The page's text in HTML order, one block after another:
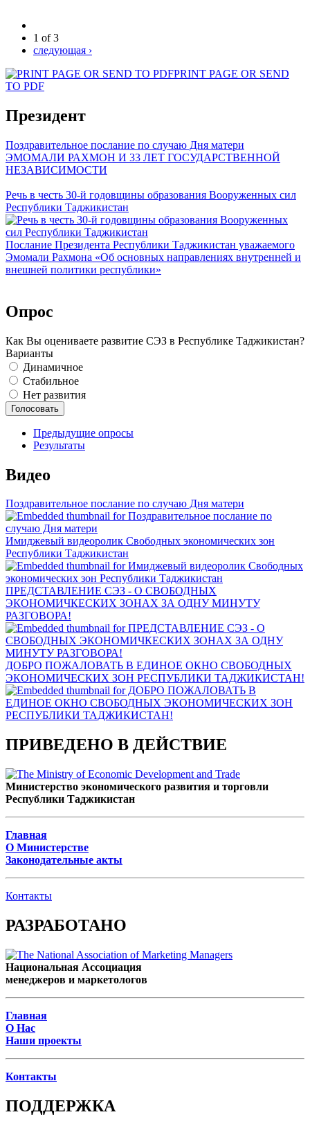
1 of 3
следующая ›
PRINT PAGE OR SEND
TO PDF
Президент
Поздравительное послание по случаю Дня матери
ЭМОМАЛИ РАХМОН И 33 ЛЕТ ГОСУДАРСТВЕННОЙ
НЕЗАВИСИМОСТИ
Речь в честь 30-й годовщины образования Вооруженных сил
Республики Таджикистан
Послание Президента Республики Таджикистан уважаемого
Эмомали Рахмона «Об основных направлениях внутренней и
внешней политики республики»
Опрос
Как Вы оцениваете развитие СЭЗ в Республике Таджикистан?
Варианты
Динамичное
Стабильное
Нет развития
Предыдущие опросы
Результаты
Видео
Поздравительное послание по случаю Дня матери
Имиджевый видеоролик Свободных экономических зон
Республики Таджикистан
ПРЕДСТАВЛЕНИЕ СЭЗ - О СВОБОДНЫХ
ЭКОНОМИЧКЕСКИХ ЗОНАХ ЗА ОДНУ МИНУТУ
РАЗГОВОРА!
ДОБРО ПОЖАЛОВАТЬ В ЕДИНОЕ ОКНО СВОБОДНЫХ
ЭКОНОМИЧЕСКИХ ЗОН РЕСПУБЛИКИ ТАДЖИКИСТАН!
ПРИВЕДЕНО В ДЕЙСТВИЕ
Министерство экономического развития и торговли
Республики Таджикистан
Главная
О Министерстве
Законодательные акты
Контакты
РАЗРАБОТАНО
Национальная Ассоциация
менеджеров и маркетологов
Главная
О Нас
Наши проекты
Контакты
ПОДДЕРЖКА